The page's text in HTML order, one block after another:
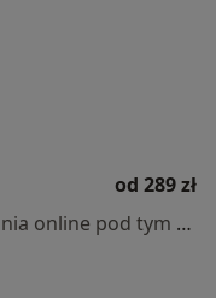
od 289 zł
Specjalista nie oferuje umawiania online pod tym adresem.